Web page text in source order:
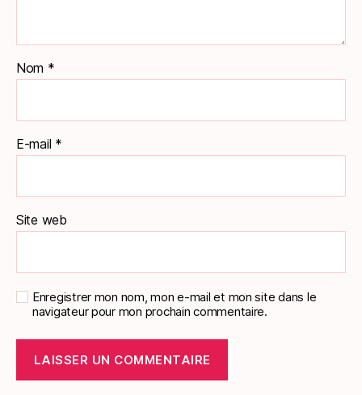
Nom *
E-mail *
Site web
Enregistrer mon nom, mon e-mail et mon site dans le
navigateur pour mon prochain commentaire.